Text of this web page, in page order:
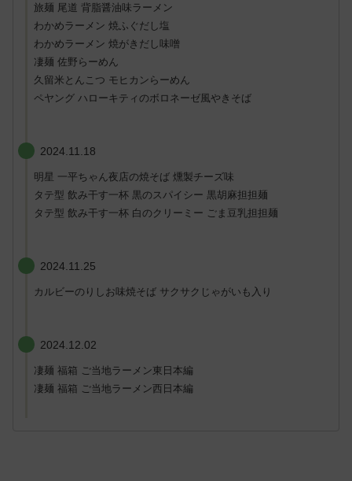
旅麺 尾道 背脂醤油味ラーメン
わかめラーメン 焼ふぐだし塩
わかめラーメン 焼がきだし味噌
凄麺 佐野らーめん
久留米とんこつ モヒカンらーめん
ペヤング ハローキティのボロネーゼ風やきそば
2024.11.18
明星 一平ちゃん夜店の焼そば 燻製チーズ味
タテ型 飲み干す一杯 黒のスパイシー 黒胡麻担担麺
タテ型 飲み干す一杯 白のクリーミー ごま豆乳担担麺
2024.11.25
カルビーのりしお味焼そば サクサクじゃがいも入り
2024.12.02
凄麺 福箱 ご当地ラーメン東日本編
凄麺 福箱 ご当地ラーメン西日本編